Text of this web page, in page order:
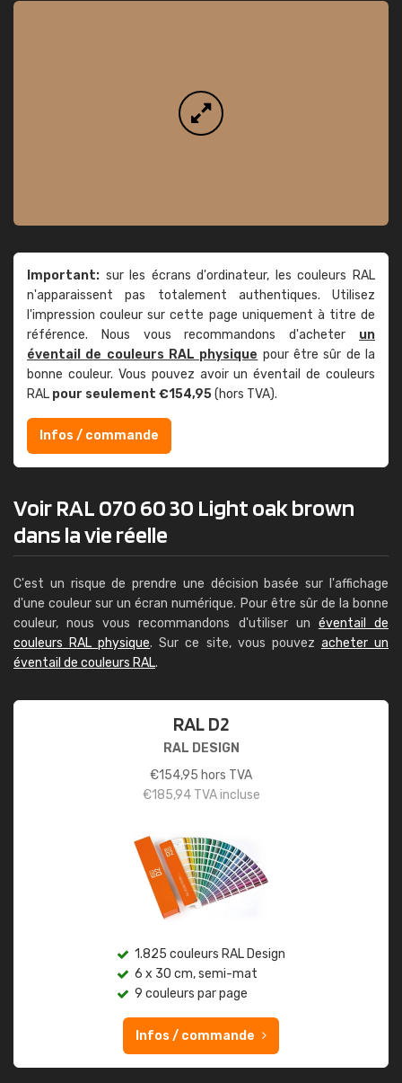
Important: sur les écrans d'ordinateur, les couleurs RAL
n'apparaissent pas totalement authentiques. Utilisez
l'impression couleur sur cette page uniquement à titre de
référence. Nous vous recommandons d'acheter un
éventail de couleurs RAL physique pour être sûr de la
bonne couleur. Vous pouvez avoir un éventail de couleurs
RAL pour seulement €154,95(hors TVA).
Infos / commande
Voir RAL 070 60 30 Light oak brown
dans la vie réelle
C'est un risque de prendre une décision basée sur l'affichage
d'une couleur sur un écran numérique. Pour être sûr de la bonne
couleur, nous vous recommandons d'utiliser un éventail de
couleurs RAL physique. Sur ce site, vous pouvez acheter un
éventail de couleurs RAL.
RAL D2
RAL DESIGN
€154,95 hors TVA
€185,94TVA incluse
1.825 couleurs RAL Design
6 x 30 cm, semi-mat
9 couleurs par page
Infos / commande